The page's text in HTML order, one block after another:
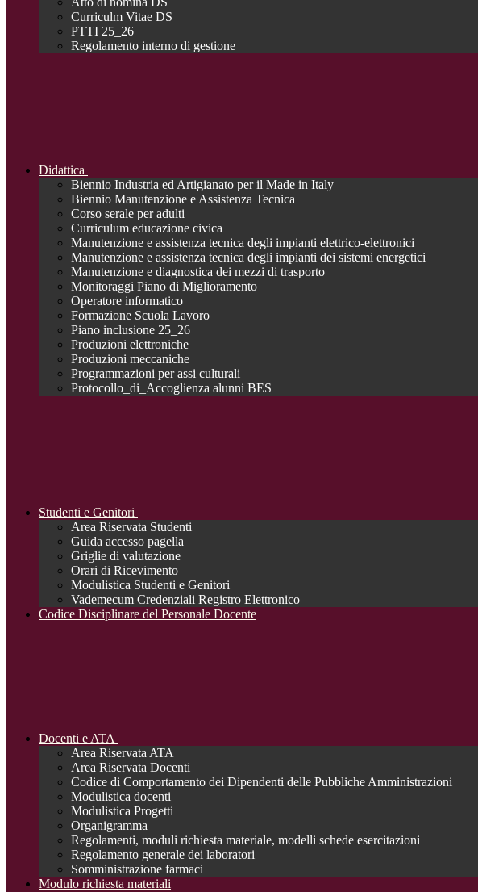
Curriculm Vitae DS
PTTI 25_26
Regolamento interno di gestione
Didattica
Biennio Industria ed Artigianato per il Made in Italy
Biennio Manutenzione e Assistenza Tecnica
Corso serale per adulti
Curriculum educazione civica
Manutenzione e assistenza tecnica degli impianti elettrico-elettronici
Manutenzione e assistenza tecnica degli impianti dei sistemi energetici
Manutenzione e diagnostica dei mezzi di trasporto
Monitoraggi Piano di Miglioramento
Operatore informatico
Formazione Scuola Lavoro
Piano inclusione 25_26
Produzioni elettroniche
Produzioni meccaniche
Programmazioni per assi culturali
Protocollo_di_Accoglienza alunni BES
Studenti e Genitori
Area Riservata Studenti
Guida accesso pagella
Griglie di valutazione
Orari di Ricevimento
Modulistica Studenti e Genitori
Vademecum Credenziali Registro Elettronico
Codice Disciplinare del Personale Docente
Docenti e ATA
Area Riservata ATA
Area Riservata Docenti
Codice di Comportamento dei Dipendenti delle Pubbliche Amministrazioni
Modulistica docenti
Modulistica Progetti
Organigramma
Regolamenti, moduli richiesta materiale, modelli schede esercitazioni
Regolamento generale dei laboratori
Somministrazione farmaci
Modulo richiesta materiali